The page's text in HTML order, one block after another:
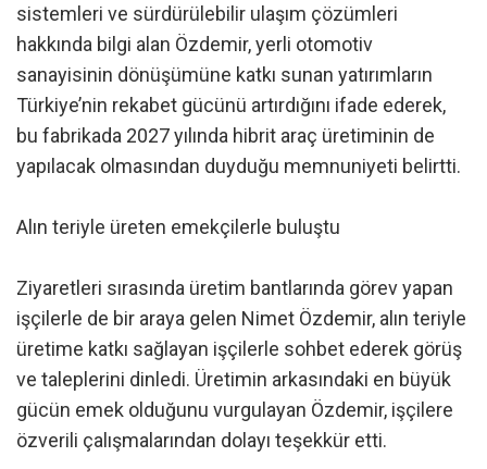
sistemleri ve sürdürülebilir ulaşım çözümleri
hakkında bilgi alan Özdemir, yerli otomotiv
sanayisinin dönüşümüne katkı sunan yatırımların
Türkiye’nin rekabet gücünü artırdığını ifade ederek,
bu fabrikada 2027 yılında hibrit araç üretiminin de
yapılacak olmasından duyduğu memnuniyeti belirtti.
Alın teriyle üreten emekçilerle buluştu
Ziyaretleri sırasında üretim bantlarında görev yapan
işçilerle de bir araya gelen Nimet Özdemir, alın teriyle
üretime katkı sağlayan işçilerle sohbet ederek görüş
ve taleplerini dinledi. Üretimin arkasındaki en büyük
gücün emek olduğunu vurgulayan Özdemir, işçilere
özverili çalışmalarından dolayı teşekkür etti.